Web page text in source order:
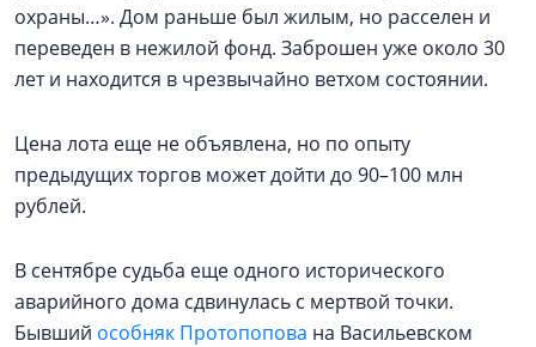
охраны…». Дом раньше был жилым, но расселен и
переведен в нежилой фонд. Заброшен уже около 30
лет и находится в чрезвычайно ветхом состоянии.
Цена лота еще не объявлена, но по опыту
предыдущих торгов может дойти до 90–100 млн
рублей.
В сентябре судьба еще одного исторического
аварийного дома сдвинулась с мертвой точки.
Бывший особняк Протопопова на Васильевском